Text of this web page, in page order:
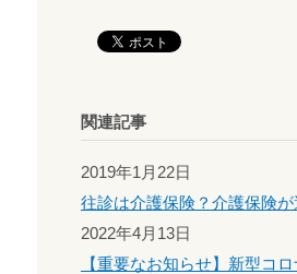
関連記事
2019年1月22日
往診は介護保険？介護保険
2022年4月13日
【重要なお知らせ】新型コ